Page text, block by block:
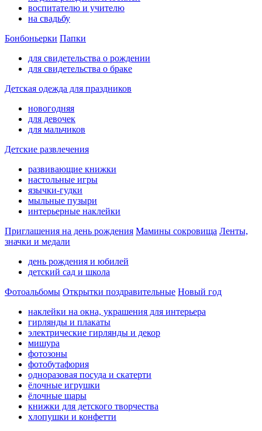
воспитателю и учителю
на свадьбу
Бонбоньерки Папки
для свидетельства о рождении
для свидетельства о браке
Детская одежда для праздников
новогодняя
для девочек
для мальчиков
Детские развлечения
развивающие книжки
настольные игры
язычки-гудки
мыльные пузыри
интерьерные наклейки
Приглашения на день рождения Мамины сокровища Ленты,
значки и медали
день рождения и юбилей
детский сад и школа
Фотоальбомы Открытки поздравительные Новый год
наклейки на окна, украшения для интерьера
гирлянды и плакаты
электрические гирлянды и декор
мишура
фотозоны
фотобутафория
одноразовая посуда и скатерти
ёлочные игрушки
ёлочные шары
книжки для детского творчества
хлопушки и конфетти